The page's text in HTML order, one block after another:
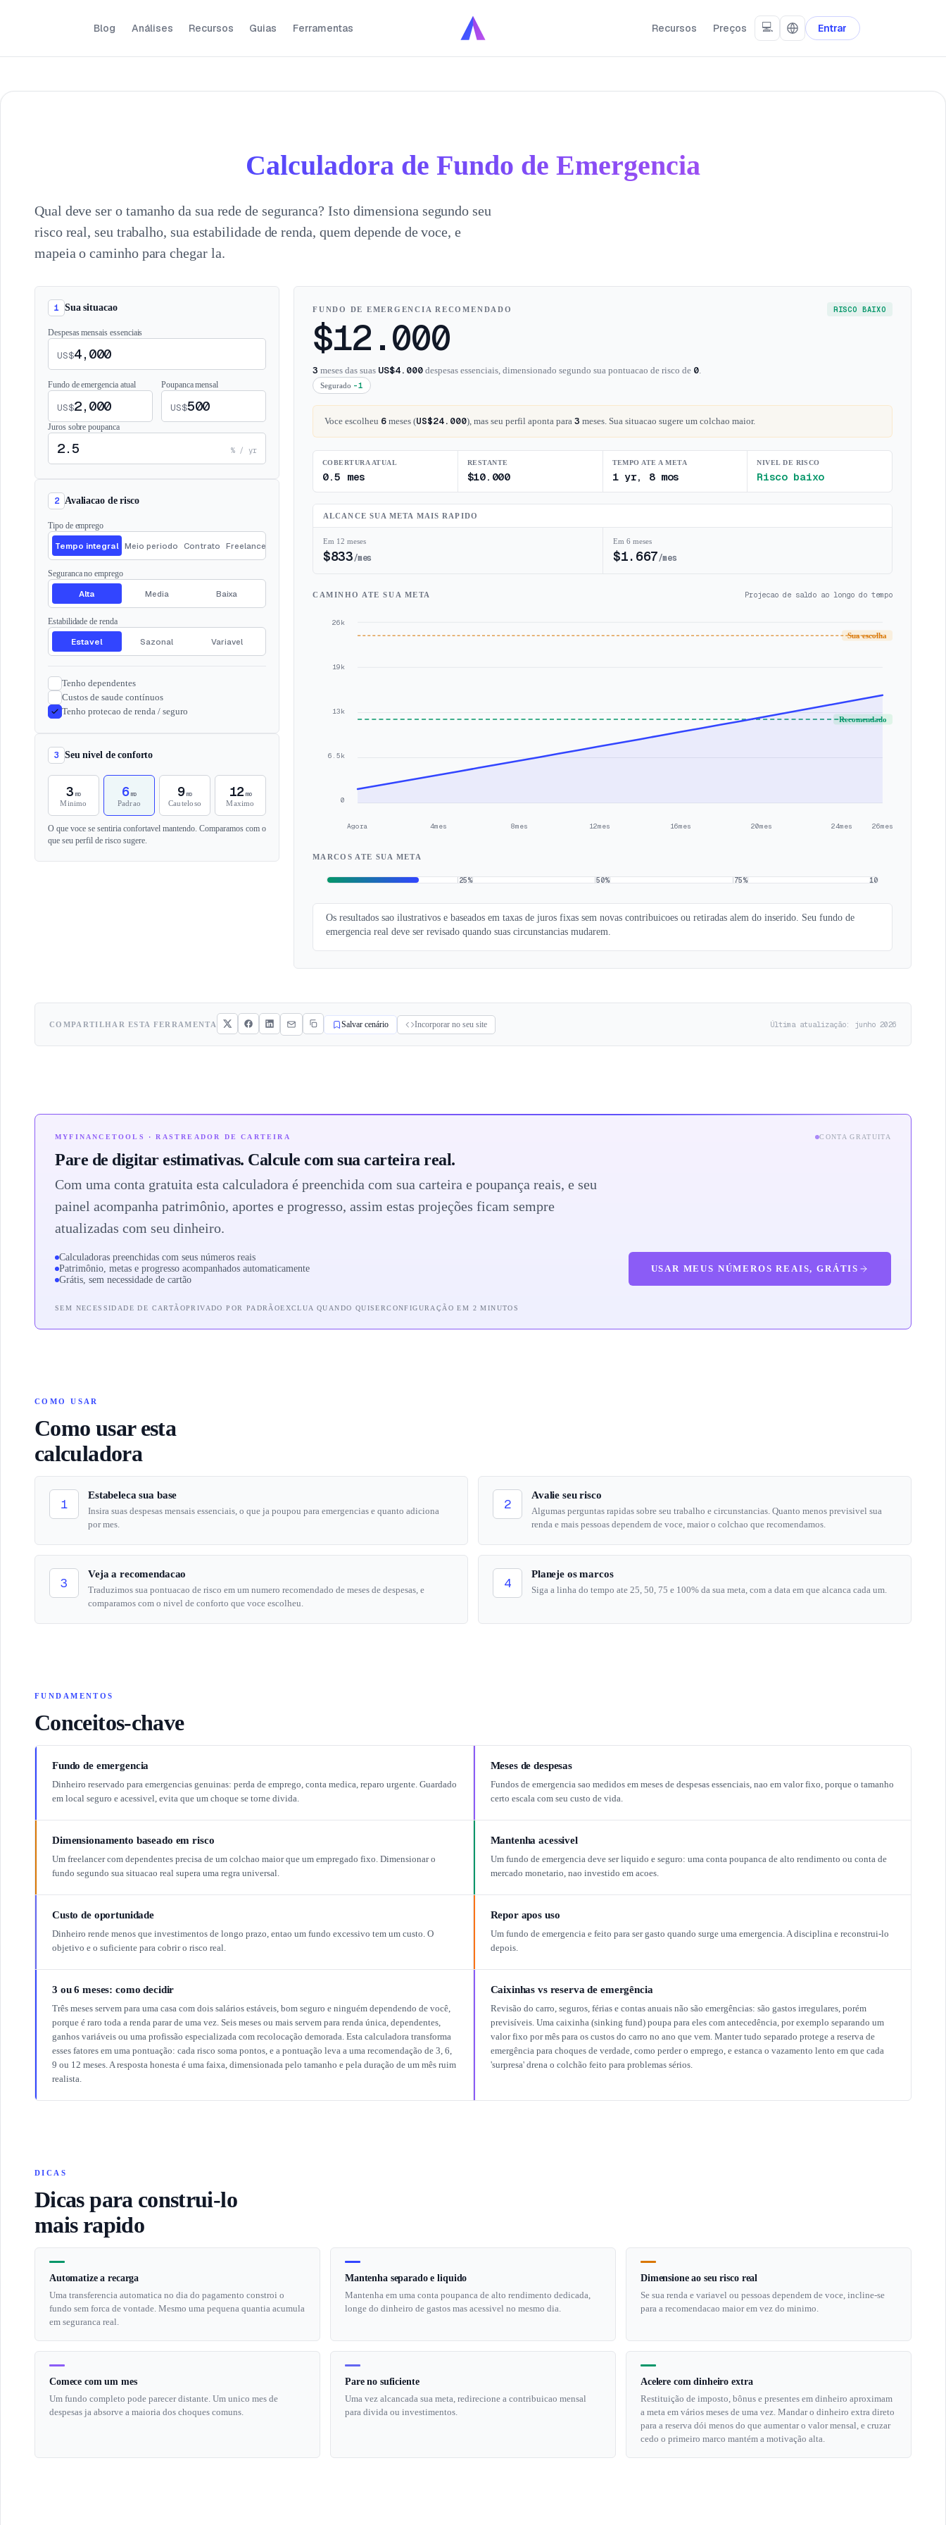
Blog Análises Recursos Guias Ferramentas Recursos Preços 💻 Entrar
Calculadora de Fundo de Emergencia
Qual deve ser o tamanho da sua rede de seguranca? Isto dimensiona segundo seu
risco real, seu trabalho, sua estabilidade de renda, quem depende de voce, e
mapeia o caminho para chegar la.
1 Sua situacao
Despesas mensais essenciais
US$
Fundo de emergencia atual
US$
Poupanca mensal
US$
Juros sobre poupanca
% / yr
2 Avaliacao de risco
Tipo de emprego
Tempo integral Meio periodo Contrato Freelance
Seguranca no emprego
Alta Media Baixa
Estabilidade de renda
Estavel Sazonal Variavel
Tenho dependentes
Custos de saude contínuos
Tenho protecao de renda / seguro
3 Seu nivel de conforto
3 mo
Minimo
6mo
Padrao
9mo
Cauteloso
12 mo
Maximo
O que voce se sentiria confortavel mantendo. Comparamos com o
que seu perfil de risco sugere.
FUNDO DE EMERGENCIA RECOMENDADO RISCO BAIXO
$12.000
3 meses das suas US$4.000 despesas essenciais, dimensionado segundo sua pontuacao de risco de 0.
Segurado -1
Voce escolheu 6 meses (US$24.000), mas seu perfil aponta para 3 meses. Sua situacao sugere um colchao maior.
COBERTURA ATUAL
0.5 mes
RESTANTE
$10.000
TEMPO ATE A META
1 yr, 8 mos
NIVEL DE RISCO
Risco baixo
ALCANCE SUA META MAIS RAPIDO
Em 12 meses
$833/mes
Em 6 meses
$1.667/mes
CAMINHO ATE SUA META Projecao de saldo ao longo do tempo
26k
19k
13k
6.5k
0
Recomendado
Sua escolha
Agora 4mes 8mes 12mes 16mes 20mes 24mes 26mes
MARCOS ATE SUA META
25% 50% 75% 100
Os resultados sao ilustrativos e baseados em taxas de juros fixas sem novas contribuicoes ou retiradas alem do inserido. Seu fundo de
emergencia real deve ser revisado quando suas circunstancias mudarem.
COMPARTILHAR ESTA FERRAMENTA Salvar cenário Incorporar no seu site Última atualização: junho 2026
MYFINANCETOOLS · RASTREADOR DE CARTEIRA CONTA GRATUITA
Pare de digitar estimativas. Calcule com sua carteira real.
Com uma conta gratuita esta calculadora é preenchida com sua carteira e poupança reais, e seu
painel acompanha patrimônio, aportes e progresso, assim estas projeções ficam sempre
atualizadas com seu dinheiro.
Calculadoras preenchidas com seus números reais
Patrimônio, metas e progresso acompanhados automaticamente
Grátis, sem necessidade de cartão
USAR MEUS NÚMEROS REAIS, GRÁTIS
SEM NECESSIDADE DE CARTÃOPRIVADO POR PADRÃOEXCLUA QUANDO QUISERCONFIGURAÇÃO EM 2 MINUTOS
COMO USAR
Como usar esta
calculadora
1
Estabeleca sua base
Insira suas despesas mensais essenciais, o que ja poupou para emergencias e quanto adiciona
por mes.
2
Avalie seu risco
Algumas perguntas rapidas sobre seu trabalho e circunstancias. Quanto menos previsivel sua
renda e mais pessoas dependem de voce, maior o colchao que recomendamos.
3
Veja a recomendacao
Traduzimos sua pontuacao de risco em um numero recomendado de meses de despesas, e
comparamos com o nivel de conforto que voce escolheu.
4
Planeje os marcos
Siga a linha do tempo ate 25, 50, 75 e 100% da sua meta, com a data em que alcanca cada um.
FUNDAMENTOS
Conceitos-chave
Fundo de emergencia
Dinheiro reservado para emergencias genuinas: perda de emprego, conta medica, reparo urgente. Guardado
em local seguro e acessivel, evita que um choque se torne divida.
Meses de despesas
Fundos de emergencia sao medidos em meses de despesas essenciais, nao em valor fixo, porque o tamanho
certo escala com seu custo de vida.
Dimensionamento baseado em risco
Um freelancer com dependentes precisa de um colchao maior que um empregado fixo. Dimensionar o
fundo segundo sua situacao real supera uma regra universal.
Mantenha acessivel
Um fundo de emergencia deve ser liquido e seguro: uma conta poupanca de alto rendimento ou conta de
mercado monetario, nao investido em acoes.
Custo de oportunidade
Dinheiro rende menos que investimentos de longo prazo, entao um fundo excessivo tem um custo. O
objetivo e o suficiente para cobrir o risco real.
Repor apos uso
Um fundo de emergencia e feito para ser gasto quando surge uma emergencia. A disciplina e reconstrui-lo
depois.
3 ou 6 meses: como decidir
Três meses servem para uma casa com dois salários estáveis, bom seguro e ninguém dependendo de você,
porque é raro toda a renda parar de uma vez. Seis meses ou mais servem para renda única, dependentes,
ganhos variáveis ou uma profissão especializada com recolocação demorada. Esta calculadora transforma
esses fatores em uma pontuação: cada risco soma pontos, e a pontuação leva a uma recomendação de 3, 6,
9 ou 12 meses. A resposta honesta é uma faixa, dimensionada pelo tamanho e pela duração de um mês ruim
realista.
Caixinhas vs reserva de emergência
Revisão do carro, seguros, férias e contas anuais não são emergências: são gastos irregulares, porém
previsíveis. Uma caixinha (sinking fund) poupa para eles com antecedência, por exemplo separando um
valor fixo por mês para os custos do carro no ano que vem. Manter tudo separado protege a reserva de
emergência para choques de verdade, como perder o emprego, e estanca o vazamento lento em que cada
'surpresa' drena o colchão feito para problemas sérios.
DICAS
Dicas para construi-lo
mais rapido
Automatize a recarga
Uma transferencia automatica no dia do pagamento constroi o
fundo sem forca de vontade. Mesmo uma pequena quantia acumula
em seguranca real.
Mantenha separado e liquido
Mantenha em uma conta poupanca de alto rendimento dedicada,
longe do dinheiro de gastos mas acessivel no mesmo dia.
Dimensione ao seu risco real
Se sua renda e variavel ou pessoas dependem de voce, incline-se
para a recomendacao maior em vez do minimo.
Comece com um mes
Um fundo completo pode parecer distante. Um unico mes de
despesas ja absorve a maioria dos choques comuns.
Pare no suficiente
Uma vez alcancada sua meta, redirecione a contribuicao mensal
para divida ou investimentos.
Acelere com dinheiro extra
Restituição de imposto, bônus e presentes em dinheiro aproximam
a meta em vários meses de uma vez. Mandar o dinheiro extra direto
para a reserva dói menos do que aumentar o valor mensal, e cruzar
cedo o primeiro marco mantém a motivação alta.